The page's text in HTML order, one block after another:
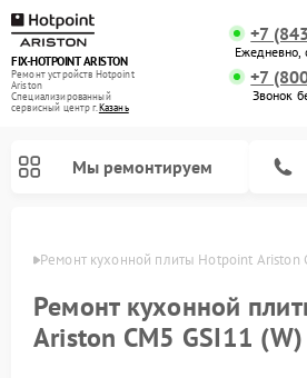
FIX-HOTPOINT ARISTON
Ремонт устройств Hotpoint
Ariston
Специализированный
cервисный центр г.Казань
+7
+7
Звонок
Мы ремонтируем
Ремонт кухонной плиты Hotpoint Ariston
Ремонт кухонной
Ariston CM5 GSI11